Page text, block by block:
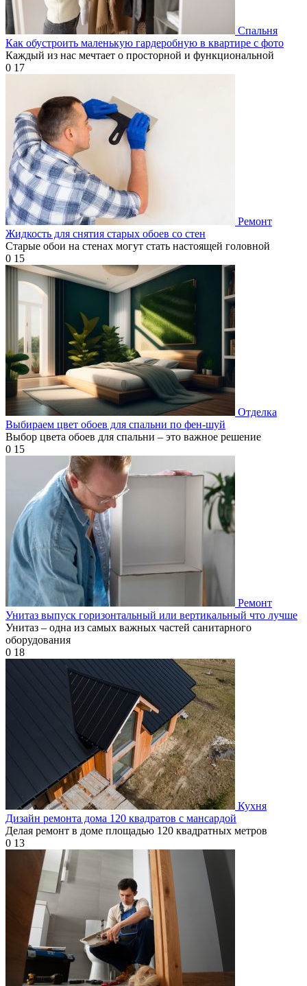
Спальня
Как обустроить маленькую гардеробную в квартире с фото
Каждый из нас мечтает о просторной и функциональной
0 17
Ремонт
Жидкость для снятия старых обоев со стен
Старые обои на стенах могут стать настоящей головной
0 15
Отделка
Выбираем цвет обоев для спальни по фен-шуй
Выбор цвета обоев для спальни – это важное решение
0 15
Ремонт
Унитаз выпуск горизонтальный или вертикальный что лучше
Унитаз – одна из самых важных частей санитарного
оборудования
0 18
Кухня
Дизайн ремонта дома 120 квадратов с мансардой
Делая ремонт в доме площадью 120 квадратных метров
0 13